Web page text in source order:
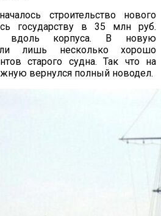
строительство нового
государству в 35 млн руб.
вдоль корпуса. В новую
лишь несколько хорошо
старого судна. Так что на
вернулся полный новодел.